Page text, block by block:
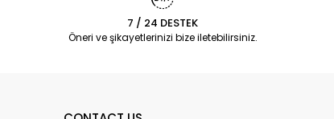
7 / 24 DESTEK
Öneri ve şikayetlerinizi bize iletebilirsiniz.